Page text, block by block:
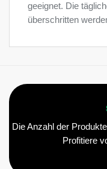
geeignet. Die
überschritten
Die Anzahl der
Profitiere